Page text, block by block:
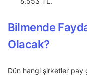
Bilmende
Olacak?
Dün hangi şirketler pay